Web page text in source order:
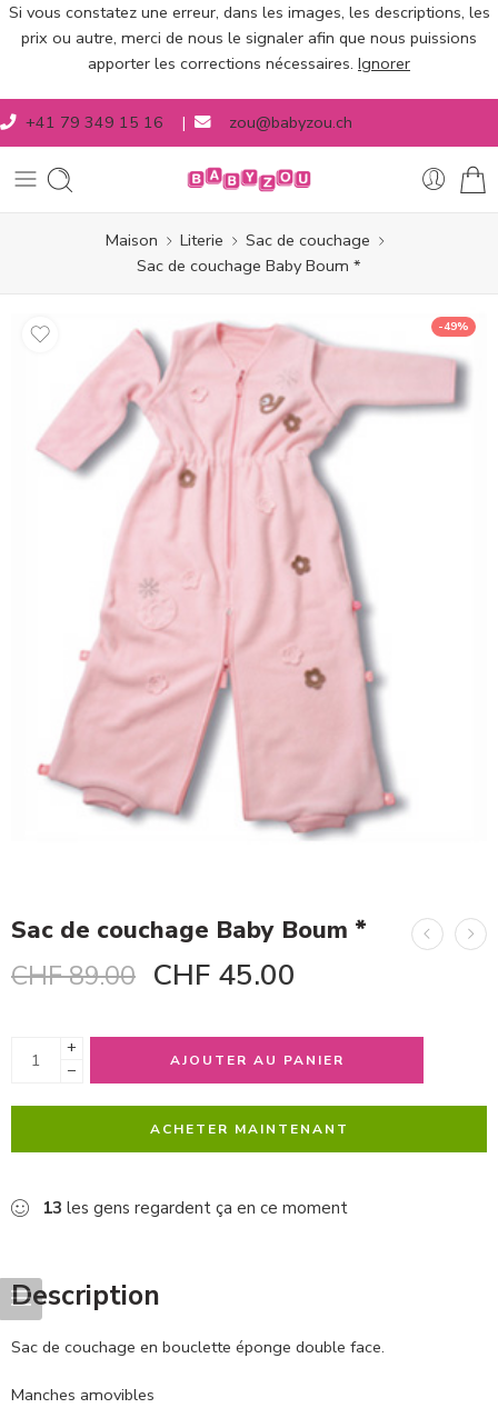
Si vous constatez une erreur, dans les images, les descriptions, les
prix ou autre, merci de nous le signaler afin que nous puissions
apporter les corrections nécessaires. Ignorer
+41 79 349 15 16 | zou@babyzou.ch
Maison Literie
Sac de couchage
Sac de couchage Baby Boum *
-49%
Sac de couchage Baby Boum *
CHF89.00 CHF 45.00
+
−
AJOUTER AU PANIER
ACHETER MAINTENANT
13 les gens regardent ça en ce moment
Description
Sac de couchage en bouclette éponge double face.
Manches amovibles